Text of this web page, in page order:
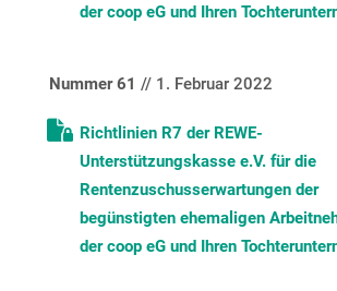
der coop eG und Ihren
Nummer 61 // 1. Februar 2022
Richtlinien R7 der REWE-
Unterstützungskasse e.V. für die
Rentenzuschusserwartungen der
begünstigten ehemaligen
der coop eG und Ihren